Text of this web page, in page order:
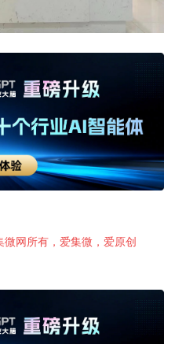
网所有，爱集微，爱原创